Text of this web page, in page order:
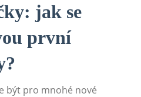
jak se
první
být pro mnohé nové